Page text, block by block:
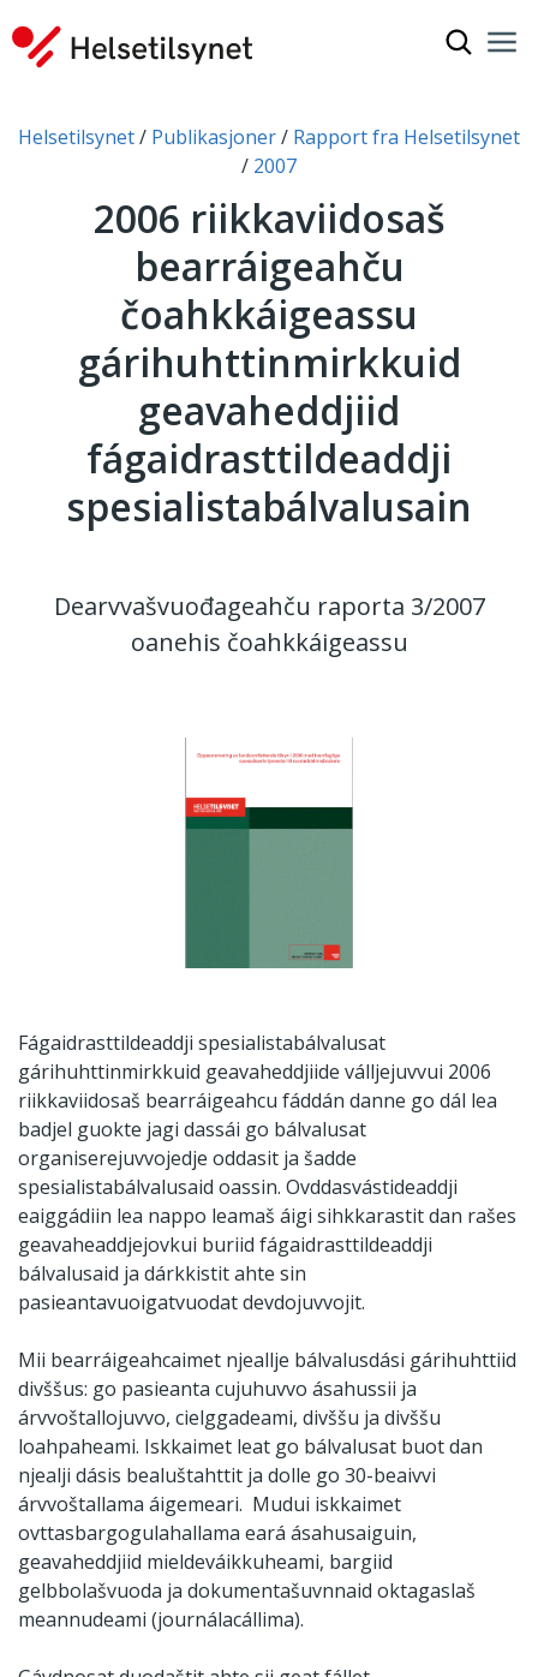
Don leat dáppe:
Helsetilsynet Publikasjoner
Rapport fra Helsetilsynet
2007
2006 riikkaviidosaš
bearráigeahču
čoahkkáigeassu
gárihuhttinmirkkuid
geavaheddjiid
fágaidrasttildeaddji
spesialistabálvalusain
Dearvvašvuođageahču raporta 3/2007
oanehis čoahkkáigeassu
Fágaidrasttildeaddji spesialistabálvalusat
gárihuhttinmirkkuid geavaheddjiide válljejuvvui 2006
riikkaviidosaš bearráigeahcu fáddán danne go dál lea
badjel guokte jagi dassái go bálvalusat
organiserejuvvojedje oddasit ja šadde
spesialistabálvalusaid oassin. Ovddasvástideaddji
eaiggádiin lea nappo leamaš áigi sihkkarastit dan rašes
geavaheaddjejovkui buriid fágaidrasttildeaddji
bálvalusaid ja dárkkistit ahte sin
pasieantavuoigatvuodat devdojuvvojit.
Mii bearráigeahcaimet njeallje bálvalusdási gárihuhttiid
divššus: go pasieanta cujuhuvvo ásahussii ja
árvvoštallojuvvo, cielggadeami, divššu ja divššu
loahpaheami. Iskkaimet leat go bálvalusat buot dan
njealji dásis bealuštahttit ja dolle go 30-beaivvi
árvvoštallama áigemeari. Mudui iskkaimet
ovttasbargogulahallama eará ásahusaiguin,
geavaheddjiid mieldeváikkuheami, bargiid
gelbbolašvuoda ja dokumentašuvnnaid oktagaslaš
meannudeami (journálacállima).